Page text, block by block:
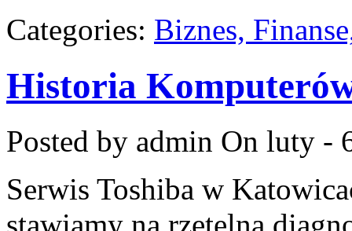
Categories: Biznes,
Historia
Posted by admin On luty -
Serwis Toshiba w